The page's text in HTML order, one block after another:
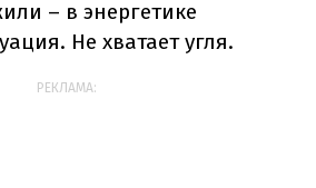
– в энергетике
Не хватает угля.
РЕКЛАМА: